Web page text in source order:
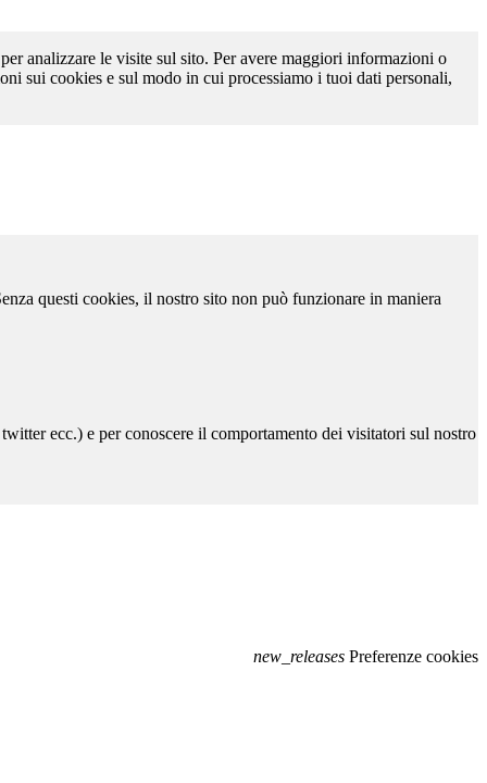
analizzare le visite sul sito. Per avere maggiori informazioni o
sui cookies e sul modo in cui processiamo i tuoi dati personali,
questi cookies, il nostro sito non può funzionare in maniera
ecc.) e per conoscere il comportamento dei visitatori sul nostro
new_releases Preferenze cookies